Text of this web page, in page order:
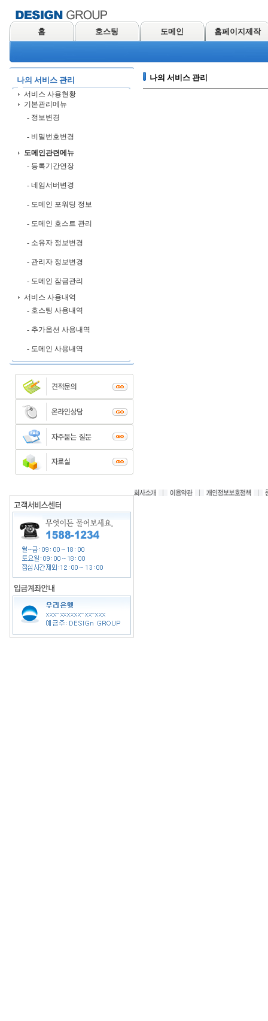
홈 호스팅 도메인 홈페이지제작
나의 서비스 관리
서비스 사용현황
기본관리메뉴
- 정보변경
- 비밀번호변경
도메인관련메뉴
- 등록기간연장
- 네임서버변경
- 도메인 포워딩 정보
- 도메인 호스트 관리
- 소유자 정보변경
- 관리자 정보변경
- 도메인 잠금관리
서비스 사용내역
- 호스팅 사용내역
- 추가옵션 사용내역
- 도메인 사용내역
나의 서비스 관리